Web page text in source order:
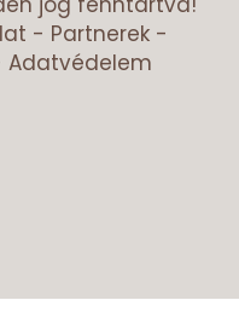
- Partnerek-
Adatvédelem